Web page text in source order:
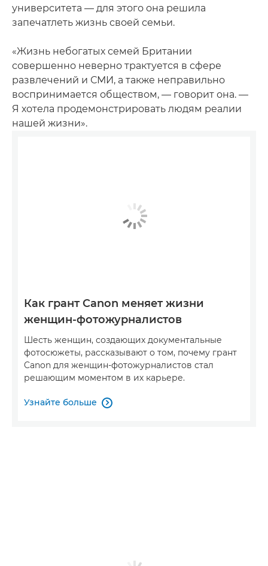
университета — для этого она решила
запечатлеть жизнь своей семьи.
«Жизнь небогатых семей Британии
совершенно неверно трактуется в сфере
развлечений и СМИ, а также неправильно
воспринимается обществом, — говорит она. —
Я хотела продемонстрировать людям реалии
нашей жизни».
Как грант Canon меняет жизни
женщин-фотожурналистов
Шесть женщин, создающих документальные
фотосюжеты, рассказывают о том, почему грант
Canon для женщин-фотожурналистов стал
решающим моментом в их карьере.
Узнайте больше 